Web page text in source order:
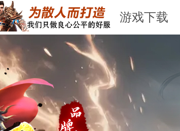
游戏下载